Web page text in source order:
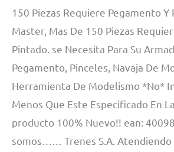
150 Piezas Requiere Pegamento Y
Master, Mas De 150 Piezas
Pintado. se Necesita Para Su
Pegamento, Pinceles, Navaja De
Herramienta De Modelismo *No*
Menos Que Este Especificado En
producto 100% Nuevo!! ean:
somos…… Trenes S.A. Atendiendo